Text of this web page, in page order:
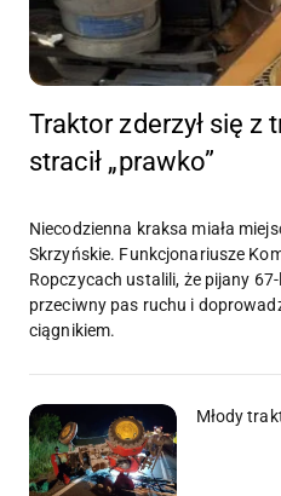
Traktor zderzył się z
stracił „prawko”
Niecodzienna kraksa miała
Skrzyńskie. Funkcjonariusze
Ropczycach ustalili, że pijany
przeciwny pas ruchu i
ciągnikiem.
Młody